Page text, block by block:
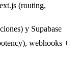
(routing,
y Supabase
webhooks +